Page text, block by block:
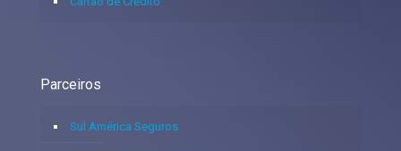
Parceiros
Sul América Seguros